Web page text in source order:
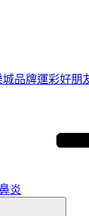
城品牌運彩好朋
炎